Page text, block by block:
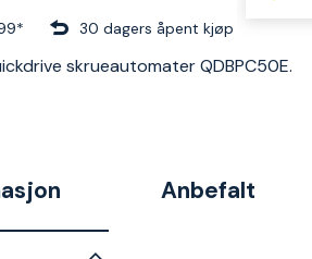
30 dagers åpent kjøp
skrueautomater QDBPC50E.
Anbefalt